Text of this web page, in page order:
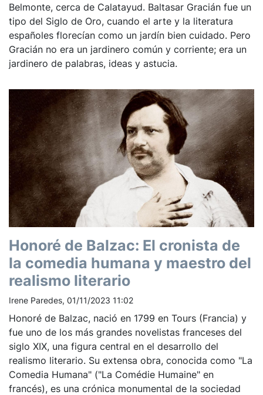
Belmonte, cerca de Calatayud. Baltasar Gracián fue un
tipo del Siglo de Oro, cuando el arte y la literatura
españoles florecían como un jardín bien cuidado. Pero
Gracián no era un jardinero común y corriente; era un
jardinero de palabras, ideas y astucia.
Honoré de Balzac: El cronista de
la comedia humana y maestro del
realismo literario
Irene Paredes, 01/11/2023 11:02
Honoré de Balzac, nació en 1799 en Tours (Francia) y
fue uno de los más grandes novelistas franceses del
siglo XIX, una figura central en el desarrollo del
realismo literario. Su extensa obra, conocida como "La
Comedia Humana" ("La Comédie Humaine" en
francés), es una crónica monumental de la sociedad